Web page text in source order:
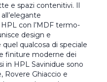
e spazi contenitivi. Il
con l’MDF termo-
design e
qualcosa di speciale
finiture moderne dei
in HPL Savinidue sono
Rovere Ghiaccio e